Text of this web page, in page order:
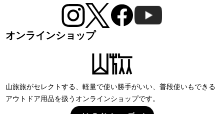
オンラインショップ
山旅旅がセレクトする、軽量で使い勝手がいい、普段使いもできる
アウトドア用品を扱うオンラインショップです。